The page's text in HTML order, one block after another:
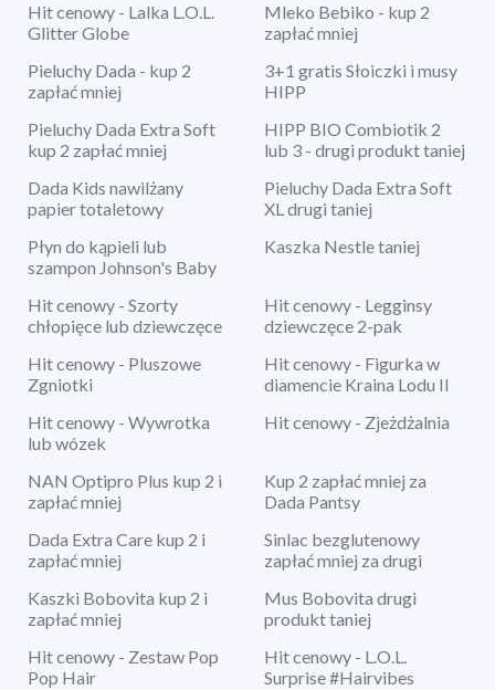
Hit cenowy - Lalka L.O.L.
Glitter Globe
Mleko Bebiko - kup 2
zapłać mniej
Pieluchy Dada - kup 2
zapłać mniej
3+1 gratis Słoiczki i musy
HIPP
Pieluchy Dada Extra Soft
kup 2 zapłać mniej
HIPP BIO Combiotik 2
lub 3 - drugi produkt taniej
Dada Kids nawilżany
papier totaletowy
Pieluchy Dada Extra Soft
XL drugi taniej
Płyn do kąpieli lub
szampon Johnson's Baby
Kaszka Nestle taniej
Hit cenowy - Szorty
chłopięce lub dziewczęce
Hit cenowy - Legginsy
dziewczęce 2-pak
Hit cenowy - Pluszowe
Zgniotki
Hit cenowy - Figurka w
diamencie Kraina Lodu II
Hit cenowy - Wywrotka
lub wózek
Hit cenowy - Zjeżdżalnia
NAN Optipro Plus kup 2 i
zapłać mniej
Kup 2 zapłać mniej za
Dada Pantsy
Dada Extra Care kup 2 i
zapłać mniej
Sinlac bezglutenowy
zapłać mniej za drugi
Kaszki Bobovita kup 2 i
zapłać mniej
Mus Bobovita drugi
produkt taniej
Hit cenowy - Zestaw Pop
Pop Hair
Hit cenowy - L.O.L.
Surprise #Hairvibes